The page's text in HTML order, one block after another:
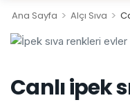
Ana Sayfa > Alçı Sıva >
Canlı ipek